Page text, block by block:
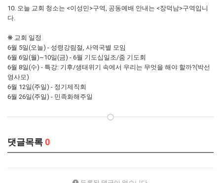
10. 오늘 교회 청소는 <이성민>구역, 공동예배 안내는 <장덕남>구역입니
다.
❋ 교회 일정
6월 5일(오늘) - 성령강림절, 사역국별 모임
6월 6일(월)~10일(금) - 6월 기도십일조/줌 기도회
6월 8일(수) - 특강: 기후/생태위기 속에서 우리는 무엇을 해야 할까?(박선
영사모)
6월 12일(주일) - 정기제직회
6월 26일(주일) - 민족화해주일
댓글목록 0